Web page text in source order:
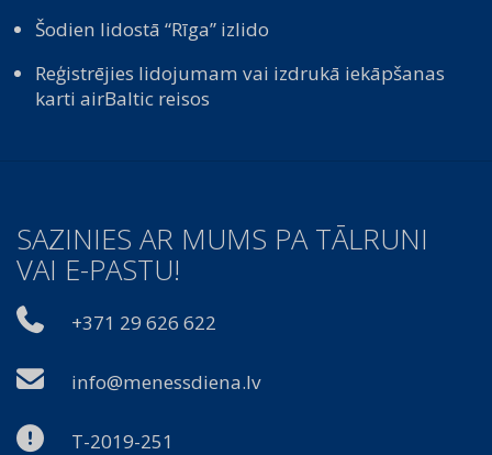
Šodien lidostā “Rīga” izlido
Reģistrējies lidojumam vai izdrukā iekāpšanas
karti airBaltic reisos
SAZINIES AR MUMS PA TĀLRUNI
VAI E-PASTU!
+371 29 626 622
info@menessdiena.lv
T-2019-251